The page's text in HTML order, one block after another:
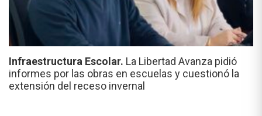
Infraestructura Escolar. La Libertad Avanza pidió
informes por las obras en escuelas y cuestionó la
extensión del receso invernal